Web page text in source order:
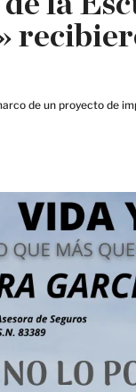
de un proyecto de